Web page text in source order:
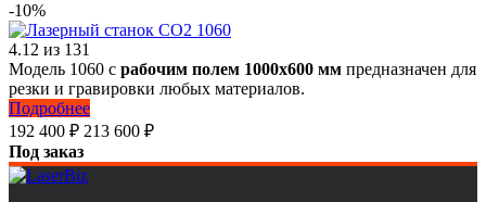
-10%
4.12 из 131
Модель 1060 с рабочим полем 1000х600 мм предназначен для
резки и гравировки любых материалов.
Подробнее
192 400 ₽ 213 600 ₽
Под заказ